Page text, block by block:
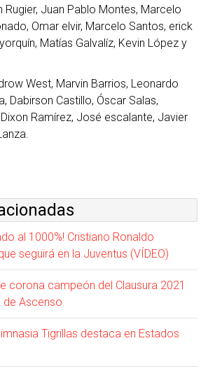
Rugier, Juan Pablo Montes, Marcelo
Omar elvir, Marcelo Santos, erick
Matías Galvalíz, Kevin López y
West, Marvin Barrios, Leonardo
Dabirson Castillo, Óscar Salas,
Ramírez, José escalante, Javier
al 1000%! Cristiano Ronaldo
seguirá en la Juventus (VÍDEO)
corona campeón del Clausura 2021
de Ascenso
Tigrillas destaca en Estados